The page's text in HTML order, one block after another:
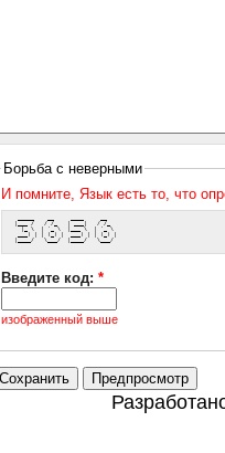
Борьба с неверными
И помните, Язык есть то, что
|___ /   / /_   | ___|   / /_
   |_ \  | '_ \  |___ \  | '_ \
  ___) | | (_) |  ___) | | (_) |
|____/   \___/  |____/   \___/
Введите код: *
изображенный выше